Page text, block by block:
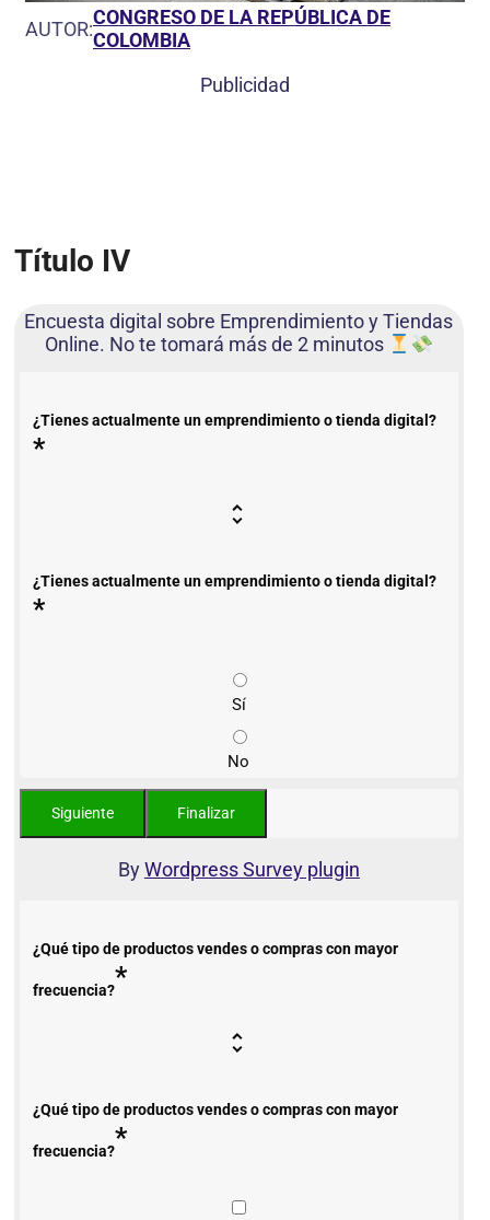
AUTOR:CONGRESO DE LA REPÚBLICA DE
COLOMBIA
Publicidad
Título IV
Encuesta digital sobre Emprendimiento y Tiendas
Online. No te tomará más de 2 minutos
¿Tienes actualmente un emprendimiento o tienda digital?
*
¿Tienes actualmente un emprendimiento o tienda digital?
*
Sí
No
ByWordpress Survey plugin
¿Qué tipo de productos vendes o compras con mayor
frecuencia?*
¿Qué tipo de productos vendes o compras con mayor
frecuencia?*